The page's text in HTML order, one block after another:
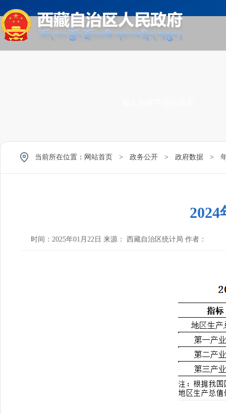
当前所在位置： 网站首页 > 政务公开 > 政府数据 >
时间：2025年01月22日 来源： 西藏自治区统计局 作者：